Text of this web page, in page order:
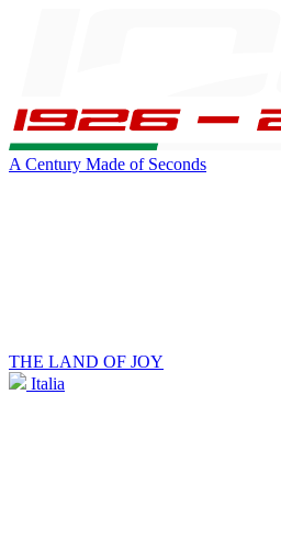
A Century Made of Seconds
THE LAND OF JOY
Italia